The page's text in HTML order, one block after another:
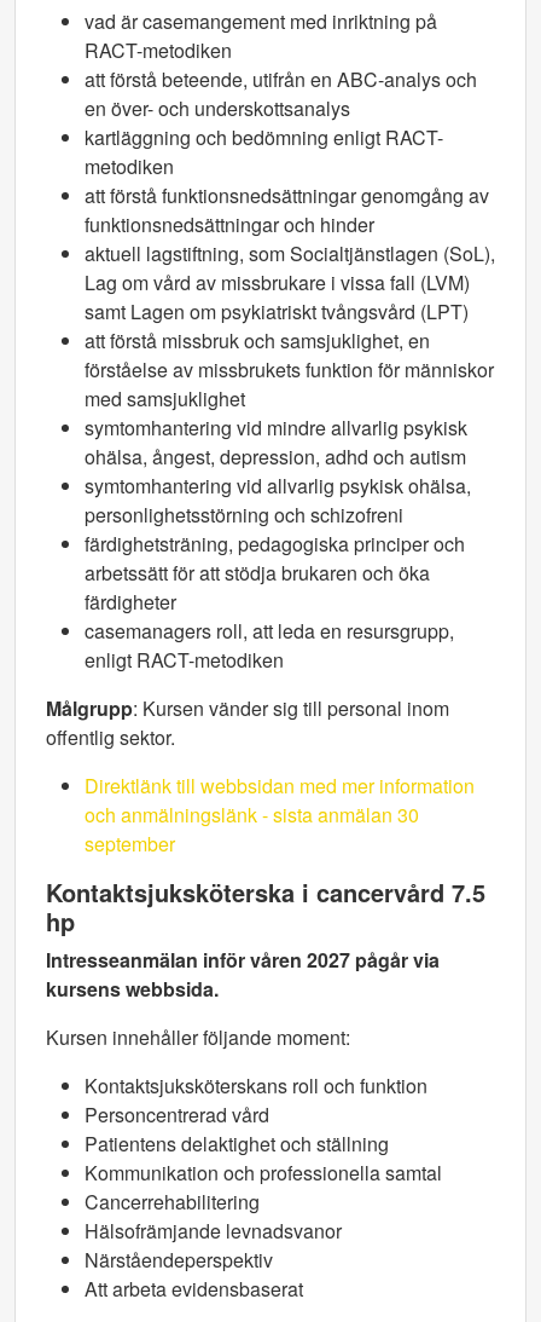
vad är casemangement med inriktning på
RACT-metodiken
att förstå beteende, utifrån en ABC-analys och
en över- och underskottsanalys
kartläggning och bedömning enligt RACT-
metodiken
att förstå funktionsnedsättningar genomgång av
funktionsnedsättningar och hinder
aktuell lagstiftning, som Socialtjänstlagen (SoL),
Lag om vård av missbrukare i vissa fall (LVM)
samt Lagen om psykiatriskt tvångsvård (LPT)
att förstå missbruk och samsjuklighet, en
förståelse av missbrukets funktion för människor
med samsjuklighet
symtomhantering vid mindre allvarlig psykisk
ohälsa, ångest, depression, adhd och autism
symtomhantering vid allvarlig psykisk ohälsa,
personlighetsstörning och schizofreni
färdighetsträning, pedagogiska principer och
arbetssätt för att stödja brukaren och öka
färdigheter
casemanagers roll, att leda en resursgrupp,
enligt RACT-metodiken
Målgrupp: Kursen vänder sig till personal inom
offentlig sektor.
Direktlänk till webbsidan med mer information
och anmälningslänk - sista anmälan 30
september
Kontaktsjuksköterska i cancervård 7.5
hp
Intresseanmälan inför våren 2027 pågår via
kursens webbsida.
Kursen innehåller följande moment:
Kontaktsjuksköterskans roll och funktion
Personcentrerad vård
Patientens delaktighet och ställning
Kommunikation och professionella samtal
Cancerrehabilitering
Hälsofrämjande levnadsvanor
Närståendeperspektiv
Att arbeta evidensbaserat